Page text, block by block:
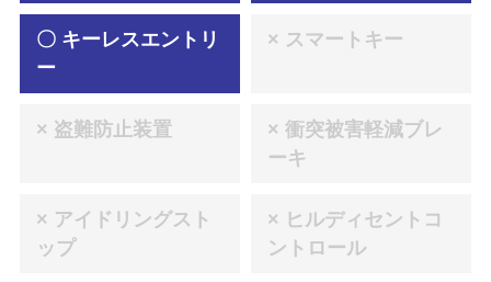
〇 キーレスエントリ
ー
× スマートキー
× 盗難防止装置
× 衝突被害軽減ブレ
ーキ
× アイドリングスト
ップ
× ヒルディセントコ
ントロール